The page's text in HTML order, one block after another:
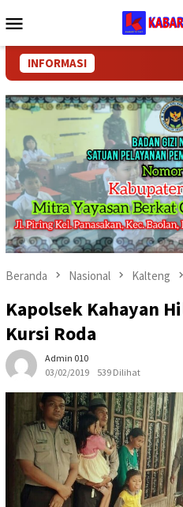
ke
Mobile
INFORMASI
Beranda Nasional Kalteng
Kapolsek Kahayan
Kursi Roda
Admin 010
03/02/2019
539 Dilihat